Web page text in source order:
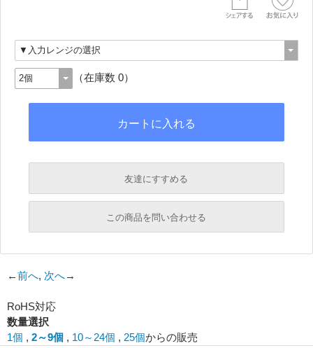
（在庫数 0）
友達にすすめる
必須
この商品を問い合わせる
←前へ, 次へ→
RoHS対応
数量選択
1個 , 2～9個 , 10～24個 , 25個からの販売